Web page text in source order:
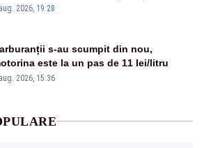
Au fost ridicate două F-16
2026, 19:28
s-au scumpit din nou,
este la un pas de 11 lei/litru
2026, 15:36